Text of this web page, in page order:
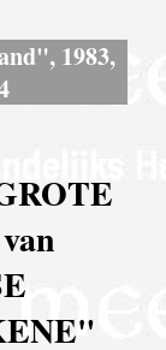
1983,